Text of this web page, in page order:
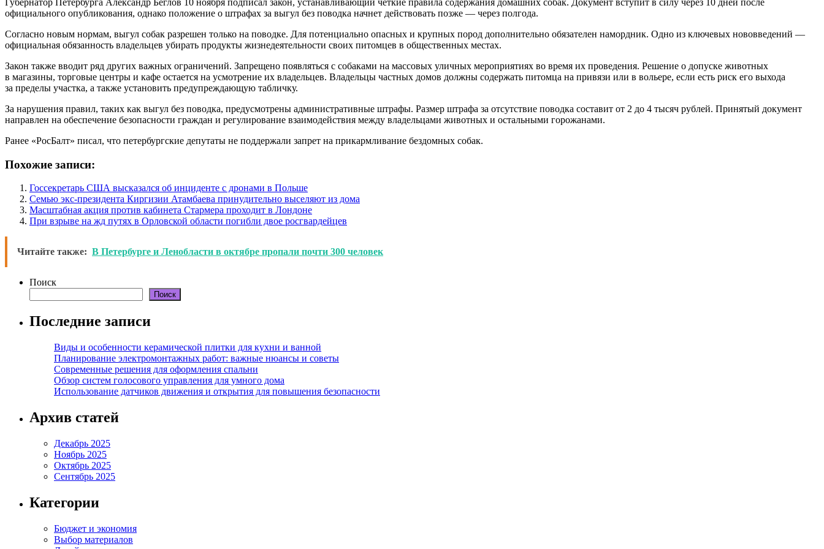
официального опубликования, однако положение о штрафах за выгул без поводка начнет действовать позже — через полгода.
Согласно новым нормам, выгул собак разрешен только на поводке. Для потенциально опасных и крупных пород дополнительно обязателен намордник. Одно из ключевых нововведений —
официальная обязанность владельцев убирать продукты жизнедеятельности своих питомцев в общественных местах.
Закон также вводит ряд других важных ограничений. Запрещено появляться с собаками на массовых уличных мероприятиях во время их проведения. Решение о допуске животных
в магазины, торговые центры и кафе остается на усмотрение их владельцев. Владельцы частных домов должны содержать питомца на привязи или в вольере, если есть риск его выхода
за пределы участка, а также установить предупреждающую табличку.
За нарушения правил, таких как выгул без поводка, предусмотрены административные штрафы. Размер штрафа за отсутствие поводка составит от 2 до 4 тысяч рублей. Принятый документ
направлен на обеспечение безопасности граждан и регулирование взаимодействия между владельцами животных и остальными горожанами.
Ранее «РосБалт» писал, что петербургские депутаты не поддержали запрет на прикармливание бездомных собак.
Похожие записи:
Госсекретарь США высказался об инциденте с дронами в Польше
Семью экс-президента Киргизии Атамбаева принудительно выселяют из дома
Масштабная акция против кабинета Стармера проходит в Лондоне
При взрыве на жд путях в Орловской области погибли двое росгвардейцев
Читайте также: В Петербурге и Ленобласти в октябре пропали почти 300 человек
Поиск
Поиск
Последние записи
Виды и особенности керамической плитки для кухни и ванной
Планирование электромонтажных работ: важные нюансы и советы
Современные решения для оформления спальни
Обзор систем голосового управления для умного дома
Использование датчиков движения и открытия для повышения безопасности
Архив статей
Декабрь 2025
Ноябрь 2025
Октябрь 2025
Сентябрь 2025
Категории
Бюджет и экономия
Выбор материалов